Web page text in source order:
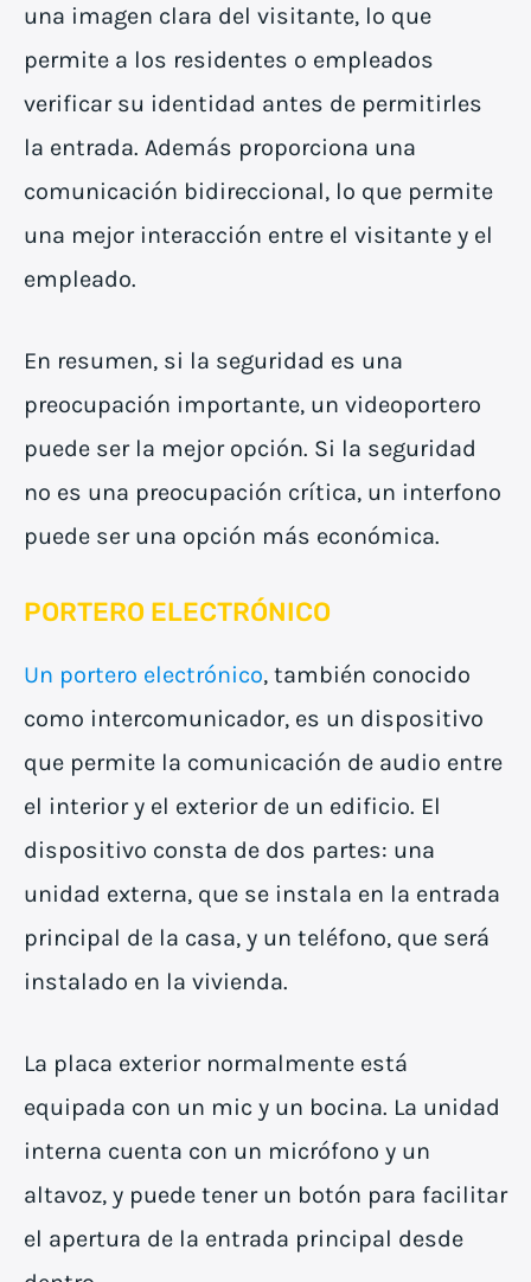
una imagen clara del visitante, lo que
permite a los residentes o empleados
verificar su identidad antes de permitirles
la entrada. Además proporciona una
comunicación bidireccional, lo que permite
una mejor interacción entre el visitante y el
empleado.
En resumen, si la seguridad es una
preocupación importante, un videoportero
puede ser la mejor opción. Si la seguridad
no es una preocupación crítica, un interfono
puede ser una opción más económica.
PORTERO ELECTRÓNICO
Un portero electrónico, también conocido
como intercomunicador, es un dispositivo
que permite la comunicación de audio entre
el interior y el exterior de un edificio. El
dispositivo consta de dos partes: una
unidad externa, que se instala en la entrada
principal de la casa, y un teléfono, que será
instalado en la vivienda.
La placa exterior normalmente está
equipada con un mic y un bocina. La unidad
interna cuenta con un micrófono y un
altavoz, y puede tener un botón para facilitar
el apertura de la entrada principal desde